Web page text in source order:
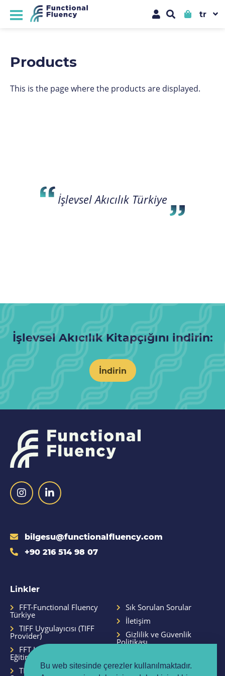
Bu web sitesinde çerezler kullanılmaktadır.
Products
This is the page where the products are displayed.
İşlevsel Akıcılık Türkiye
İşlevsel Akıcılık Kitapçığını indirin:
İndirin
bilgesu@functionalfluency.com
+90 216 514 98 07
Linkler
FFT-Functional Fluency
Türkiye
TIFF Uygulayıcısı (TIFF
Provider)
FFT Hizmetleri ve
Eğitimler
TPLT-TIFF Uygulayıcısı
Sık Sorulan Sorular
İletişim
Gizlilik ve Güvenlik
Politikası